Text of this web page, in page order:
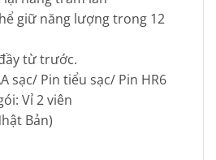
giữ năng lượng trong 12
từ trước.
sạc/ Pin tiểu sạc/ Pin HR6
Vỉ 2 viên
Bản)